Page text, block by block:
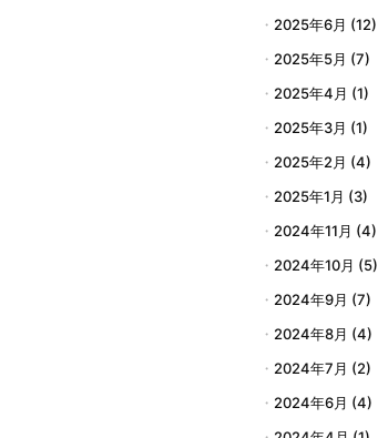
2025年6月 (12)
2025年5月 (7)
2025年4月 (1)
2025年3月 (1)
2025年2月 (4)
2025年1月 (3)
2024年11月 (4)
2024年10月 (5)
2024年9月 (7)
2024年8月 (4)
2024年7月 (2)
2024年6月 (4)